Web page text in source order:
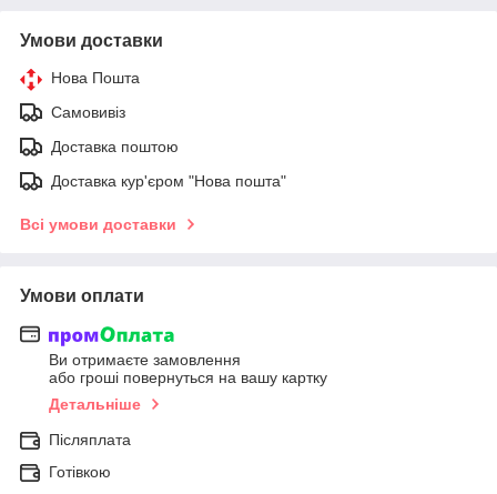
Умови доставки
Нова Пошта
Самовивіз
Доставка поштою
Доставка кур'єром "Нова пошта"
Всі умови доставки
Умови оплати
Ви отримаєте замовлення
або гроші повернуться на вашу картку
Детальніше
Післяплата
Готівкою